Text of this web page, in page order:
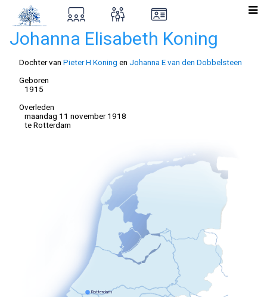
Johanna Elisabeth Koning
Dochter van Pieter H Koning en Johanna E van den Dobbelsteen
Geboren
1915
Overleden
maandag 11 november 1918
te Rotterdam